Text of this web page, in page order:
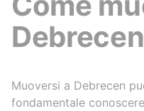
Debrecen
Muoversi a Debrecen
fondamentale